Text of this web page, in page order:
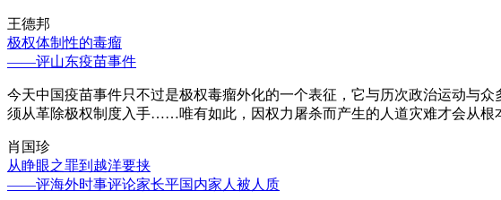
王德邦
极权体制性的毒瘤
——评山东疫苗事件
今天中国疫苗事件只不过是极权毒瘤外化的一个表征，它与历次政治运动与
须从革除极权制度入手……唯有如此，因权力屠杀而产生的人道灾难才会从根
肖国珍
从睁眼之罪到越洋要挟
——评海外时事评论家长平国内家人被人质